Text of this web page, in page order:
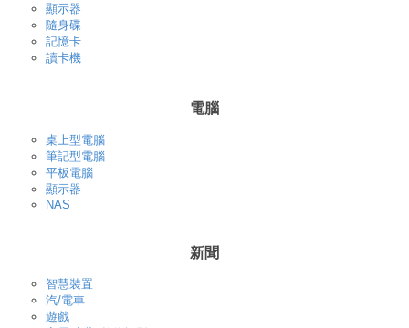
顯示器
隨身碟
記憶卡
讀卡機
電腦
桌上型電腦
筆記型電腦
平板電腦
顯示器
NAS
新聞
智慧裝置
汽/電車
遊戲